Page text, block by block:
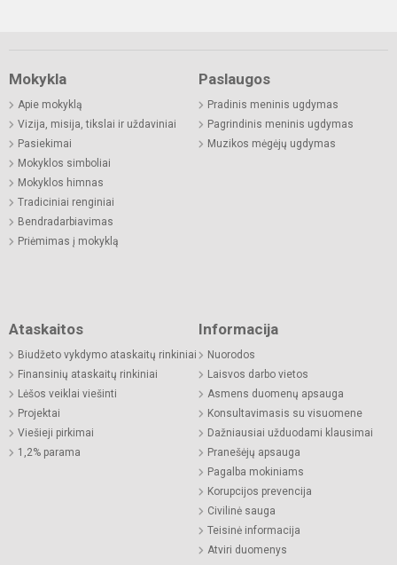
Mokykla
Apie mokyklą
Vizija, misija, tikslai ir uždaviniai
Pasiekimai
Mokyklos simboliai
Mokyklos himnas
Tradiciniai renginiai
Bendradarbiavimas
Priėmimas į mokyklą
Paslaugos
Pradinis meninis ugdymas
Pagrindinis meninis ugdymas
Muzikos mėgėjų ugdymas
Ataskaitos
Biudžeto vykdymo ataskaitų rinkiniai
Finansinių ataskaitų rinkiniai
Lėšos veiklai viešinti
Projektai
Viešieji pirkimai
1,2% parama
Informacija
Nuorodos
Laisvos darbo vietos
Asmens duomenų apsauga
Konsultavimasis su visuomene
Dažniausiai užduodami klausimai
Pranešėjų apsauga
Pagalba mokiniams
Korupcijos prevencija
Civilinė sauga
Teisinė informacija
Atviri duomenys